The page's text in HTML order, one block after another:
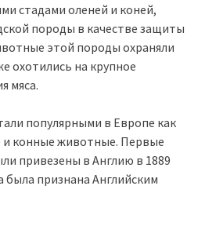
стадами оленей и коней,
породы в качестве защиты
этой породы охраняли
охотились на крупное
мяса.
популярными в Европе как
конные животные. Первые
привезены в Англию в 1889
была признана Английским